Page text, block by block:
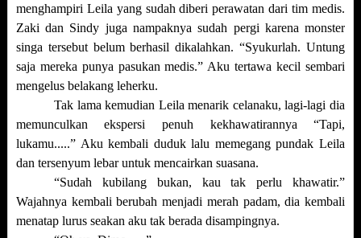
menghampiri Leila yang sudah diberi perawatan dari tim medis.
Zaki dan Sindy juga nampaknya sudah pergi karena monster
singa tersebut belum berhasil dikalahkan. “Syukurlah. Untung
saja mereka punya pasukan medis.” Aku tertawa kecil sembari
mengelus belakang leherku.
Tak lama kemudian Leila menarik celanaku, lagi-lagi dia
memunculkan ekspersi penuh kekhawatirannya “Tapi,
lukamu.....” Aku kembali duduk lalu memegang pundak Leila
dan tersenyum lebar untuk mencairkan suasana.
“Sudah kubilang bukan, kau tak perlu khawatir.”
Wajahnya kembali berubah menjadi merah padam, dia kembali
menatap lurus seakan aku tak berada disampingnya.